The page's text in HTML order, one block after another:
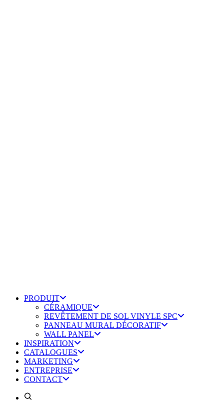
PRODUIT
CÉRAMIQUE
REVÊTEMENT DE SOL VINYLE SPC
PANNEAU MURAL DÉCORATIF
WALL PANEL
INSPIRATION
CATALOGUES
MARKETING
ENTREPRISE
CONTACT